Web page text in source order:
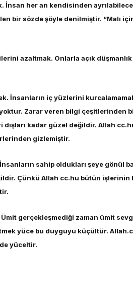
İnsan her an kendisinden
bir sözde şöyle denilmiştir. “Malı
azaltmak. Onlarla açık
İnsanların iç yüzlerini
Zarar veren bilgi çeşitlerinden
dışları kadar güzel değildir. Allah
gizlemiştir.
sahip oldukları şeye gönül
Çünkü Allah cc.hu bütün
gerçekleşmediği zaman ümit
yüce bu duyguyu küçültür.
yüceltir.